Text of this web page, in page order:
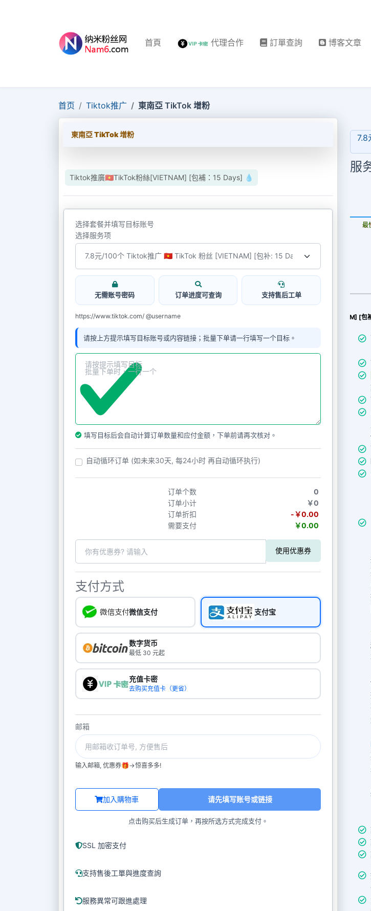
首頁 代理合作 訂單查詢 博客文章
首页 Tiktok推广 東南亞 TikTok 增粉
東南亞 TikTok 增粉
Tiktok推廣🇻🇳TikTok粉絲[VIETNAM] [包補：15 Days] 💧
选择套餐并填写目标账号
选择服务项
无需账号密码 订单进度可查询 支持售后工单
https://www.tiktok.com/ @username
请按上方提示填写目标账号或内容链接；批量下单请一行填写一个目标。
填写目标后会自动计算订单数量和应付金额，下单前请再次核对。
自动循环订单 (如未来30天, 每24小时 再自动循环执行)
订单个数
0
订单小计
￥0
订单折扣
-￥0.00
需要支付
￥0.00
使用优惠券
支付方式
微信支付 支付宝
数字货币
最低 30 元起
充值卡密
去购买充值卡（更省）
邮箱
输入邮箱, 优惠券🎁->惊喜多多!
加入購物車 请先填写账号或链接
点击购买后生成订单，再按所选方式完成支付。
SSL 加密支付
支持售後工單與進度查詢
服務異常可跟進處理
7.8
服
Tiktok推廣🇻🇳TikTok粉絲[VIETNAM] [
更新时间: 2026-08-06
08/06
最
最